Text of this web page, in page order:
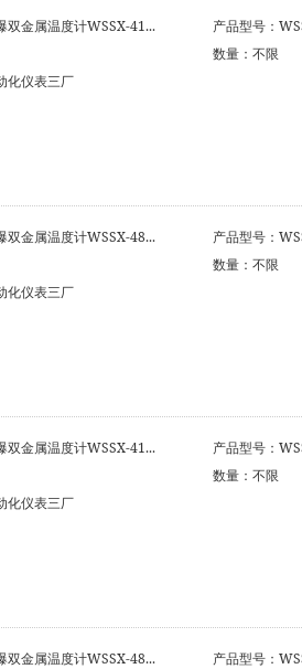
双金属温度计WSSX-41...
化仪表三厂
产品型号：
数量：不限
双金属温度计WSSX-48...
化仪表三厂
产品型号：
数量：不限
双金属温度计WSSX-41...
化仪表三厂
产品型号：
数量：不限
双金属温度计WSSX-48...
产品型号：